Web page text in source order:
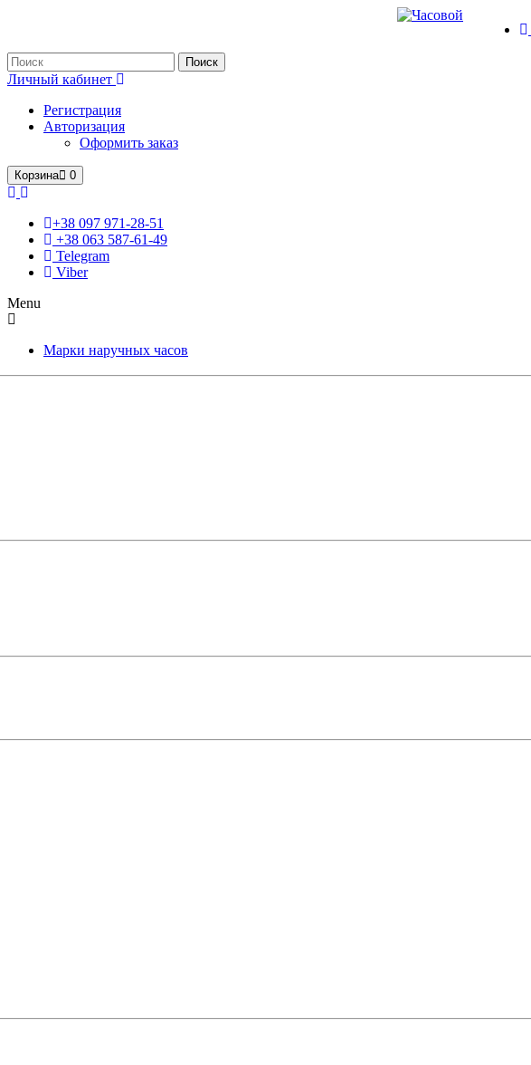
Поиск
Личный кабинет
Регистрация
Авторизация
Оформить заказ
Корзина 0
+38 097 971-28-51
+38 063 587-61-49
Telegram
Viber
Menu
Марки наручных часов